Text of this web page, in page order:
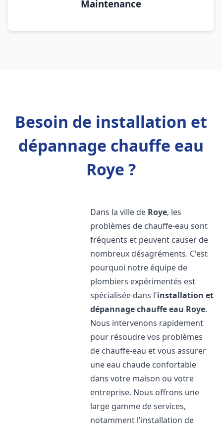
Maintenance
Besoin de installation et
dépannage chauffe eau
Roye ?
Dans la ville de Roye, les
problèmes de chauffe-eau sont
fréquents et peuvent causer de
nombreux désagréments. C'est
pourquoi notre équipe de
plombiers expérimentés est
spécialisée dans l'installation et
dépannage chauffe eau Roye.
Nous intervenons rapidement
pour résoudre vos problèmes
de chauffe-eau et vous assurer
une eau chaude confortable
dans votre maison ou votre
entreprise. Nous offrons une
large gamme de services,
notamment l'installation de